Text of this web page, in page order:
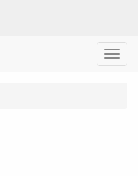
Menu